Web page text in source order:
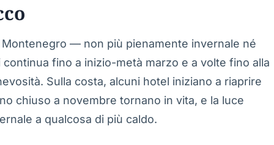
— non più pienamente invernale né
fino a inizio-metà marzo e a volte fino alla
Sulla costa, alcuni hotel iniziano a riaprire
chiuso a novembre tornano in vita, e la luce
a qualcosa di più caldo.